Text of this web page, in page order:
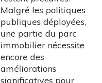
Malgré les politiques
publiques déployées,
une partie du parc
immobilier nécessite
encore des
améliorations
significatives pour